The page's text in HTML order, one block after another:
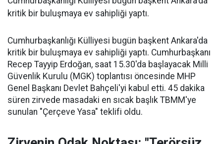
kritik bir buluşmaya ev sahipliği yaptı.
Cumhurbaşkanlığı Külliyesi bugün başkent Ankara'da
kritik bir buluşmaya ev sahipliği yaptı. Cumhurbaşkanı
Recep Tayyip Erdoğan, saat 15.30'da başlayacak Milli
Güvenlik Kurulu (MGK) toplantısı öncesinde MHP
Genel Başkanı Devlet Bahçeli'yi kabul etti. 45 dakika
süren zirvede masadaki en sıcak başlık TBMM'ye
sunulan "Çerçeve Yasa" teklifi oldu.